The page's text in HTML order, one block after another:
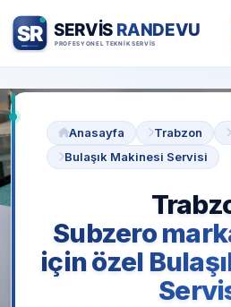
Anasayfa Trabzon
Bulaşık Makinesi Servisi
Subzero
için özel